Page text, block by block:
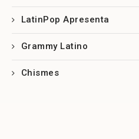
LatinPop Apresenta
Grammy Latino
Chismes